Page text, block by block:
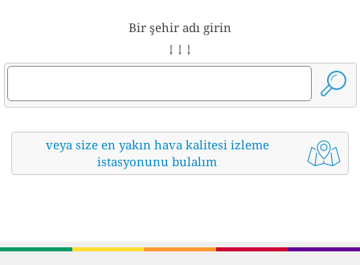
Bir şehir adı girin
↓ ↓ ↓
veya size en yakın hava kalitesi izleme
istasyonunu bulalım